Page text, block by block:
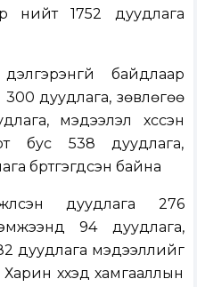
нийт 1752 дуудлага
байдлаар
300 дуудлага, зөвлөгөө
мэдээлэл хүссэн
бус 538 дуудлага,
бүртгэгдсэн байна
дуудлага 276
94 дуудлага,
дуудлага мэдээллийг
хүүхэд хамгааллын